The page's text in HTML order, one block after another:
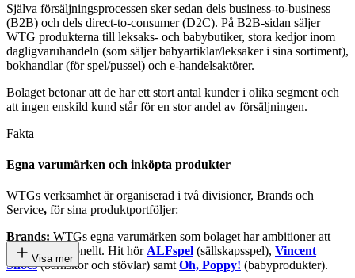
Själva försäljningsprocessen sker sedan dels business-to-business
(B2B) och dels direct-to-consumer (D2C). På B2B-sidan säljer
WTG produkterna till leksaks- och babybutiker, stora kedjor inom
dagligvaruhandeln (som säljer babyartiklar/leksaker i sina sortiment),
bokhandlar (för spel/pussel) och e-handelsaktörer.
Bolaget betonar att de har ett stort antal kunder i olika segment och
att ingen enskild kund står för en stor andel av försäljningen.
Fakta
Egna varumärken och inköpta produkter
WTGs verksamhet är organiserad i två divisioner, Brands och
Service, för sina produktportföljer:
Brands: WTGs egna varumärken som bolaget har ambitioner att
växa internationellt. Hit hörALFspel (sällskapsspel), Vincent
Shoes(barnskor och stövlar) samtOh, Poppy! (babyprodukter).
Visa mer